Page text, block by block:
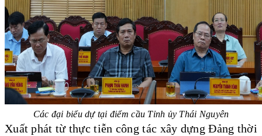
Các đại biểu dự tại điểm cầu Tỉnh ủy Thái Nguyên
Xuất phát từ thực tiễn công tác xây dựng Đảng thời